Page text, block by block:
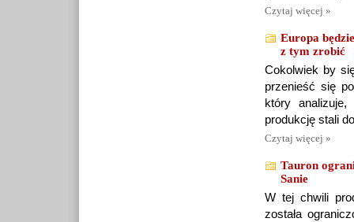
Czytaj więcej »
Europa
z tym zrobić
Cokolwiek by
przenieść się
który
produkcję stali
Czytaj więcej »
Tauron
Sanie
W tej chwili
została